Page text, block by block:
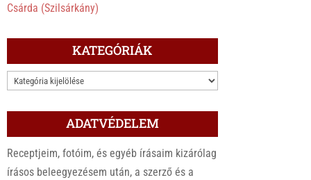
Csárda (Szilsárkány)
KATEGÓRIÁK
KATEGÓRIÁK
ADATVÉDELEM
Receptjeim, fotóim, és egyéb írásaim kizárólag
írásos beleegyezésem után, a szerző és a